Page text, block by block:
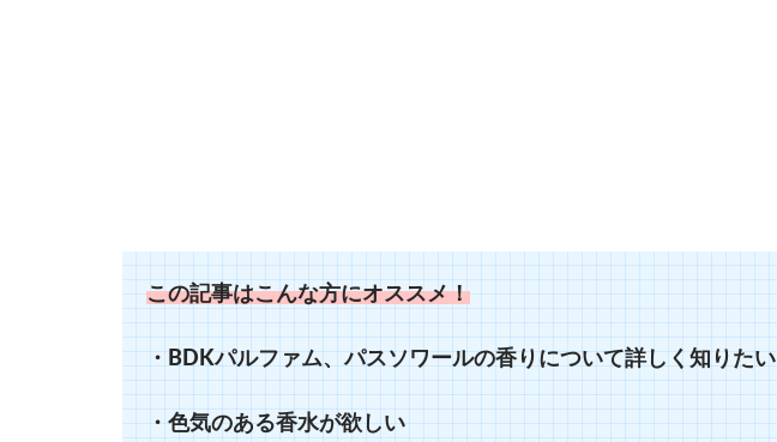
この記事はこんな方にオススメ！
・BDKパルファム、パスソワールの香りについて詳しく知りたい
・色気のある香水が欲しい